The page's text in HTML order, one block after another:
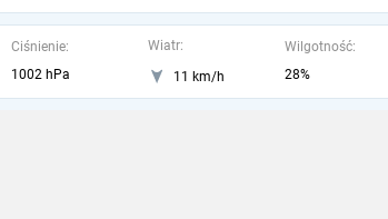
Ciśnienie:
1002 hPa
Wiatr:
11 km/h
Wilgotność:
28%